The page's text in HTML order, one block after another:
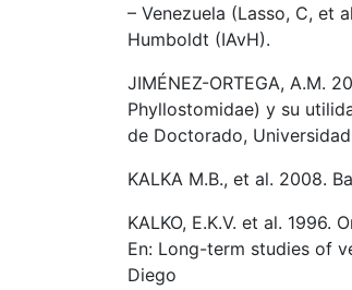
– Venezuela (Lasso, C, et
Humboldt (IAvH).
JIMÉNEZ-ORTEGA, A.M.
Phyllostomidae) y su
de Doctorado,
KALKA M.B., et al. 2008.
KALKO, E.K.V. et al.
En: Long-term studies of
Diego